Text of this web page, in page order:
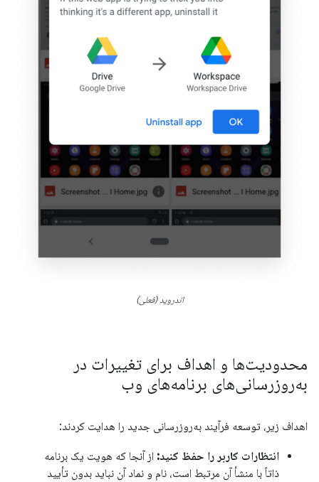
اندروید (فعلی)
محدودیت‌ها و اهداف برای تغییرات در
به‌روزرسانی‌های برنامه‌های وب
اهداف زیر، توسعه فرآیند به‌روزرسانی جدید را هدایت کردند:
انتظارات کاربر را حفظ کنید: از آنجا که هویت یک برنامه
ذاتاً با منشأ آن مرتبط است، نام و نماد آن نباید بدون تأیید